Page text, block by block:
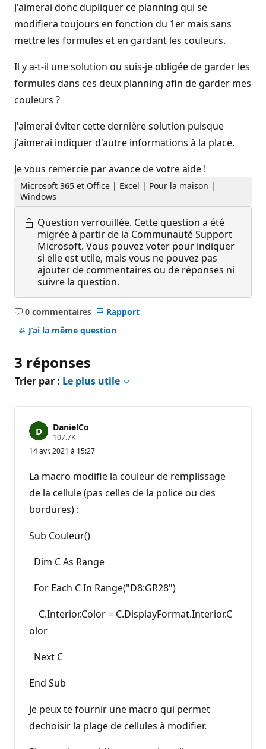
J'aimerai donc dupliquer ce planning qui se
modifiera toujours en fonction du 1er mais sans
mettre les formules et en gardant les couleurs.
Il y a-t-il une solution ou suis-je obligée de garder les
formules dans ces deux planning afin de garder mes
couleurs ?
J'aimerai éviter cette dernière solution puisque
j'aimerai indiquer d'autre informations à la place.
Je vous remercie par avance de votre aide !
Microsoft 365 et Office | Excel | Pour la maison |
Windows
Question verrouillée. Cette question a été
migrée à partir de la Communauté Support
Microsoft. Vous pouvez voter pour indiquer
si elle est utile, mais vous ne pouvez pas
ajouter de commentaires ou de réponses ni
suivre la question.
0 commentaires
Aucun
commentaire
Rapport
J’ai la même question
3 réponses
Trier par : Le plus utile
DanielCo
107.7KP
t
s
d
e
r
u
t
n
14 avr. 2021 à 15:27
La macro modifie la couleur de remplissage
de la cellule (pas celles de la police ou des
bordures) :
Sub Couleur()
Dim C As Range
For Each C In Range("D8:GR28")
C.Interior.Color = C.DisplayFormat.Interior.C
olor
Next C
End Sub
Je peux te fournir une macro qui permet
dechoisir la plage de cellules à modifier.